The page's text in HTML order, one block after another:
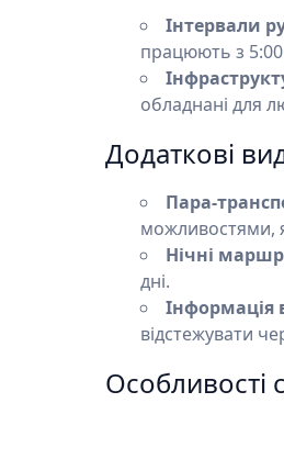
Інтервали
працюють з
обладнані для
Додаткові
Пара-
можливостями,
Нічні
дні.
Інформація
відстежувати
Особливості